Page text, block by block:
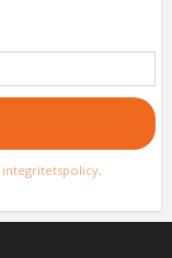
integritetspolicy.